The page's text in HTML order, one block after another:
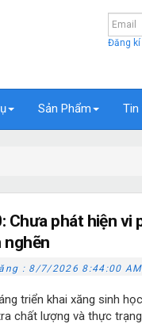
Đăng kí
Sản Phẩm
Chưa phát hiện
nghẽn
: 8/7/2026 8:44:00 AM
triển khai xăng sinh
chất lượng và thực